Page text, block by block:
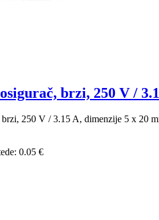
brzi, 250 V /
250 V / 3.15 A, dimenzije 5 x 20
0.05 €